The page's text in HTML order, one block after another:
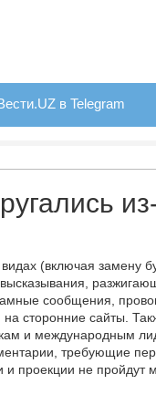
в Telegram
(включая замену
сообщения,
сторонние сайты.
и международным
требующие
и проекции не пройдут